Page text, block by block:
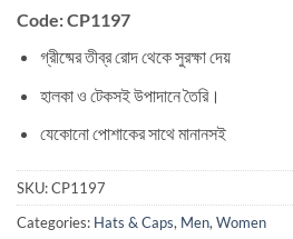
Code: CP1197
গ্রীষ্মের তীব্র রোদ থেকে সুরক্ষা দেয়
হালকা ও টেকসই উপাদানে তৈরি।
যেকোনো পোশাকের সাথে মানানসই
SKU:CP1197
Categories: Hats & Caps, Men, Women